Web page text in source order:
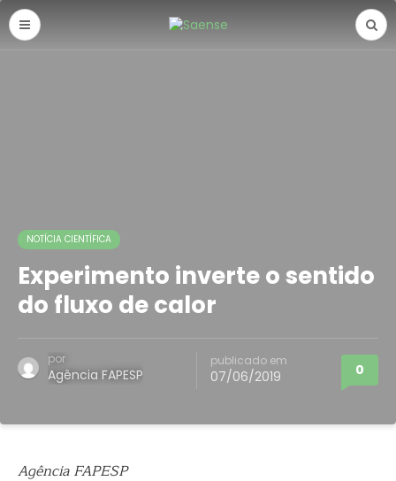
NOTÍCIA CIENTÍFICA
Experimento inverte o sentido
do fluxo de calor
por
Agência FAPESP
publicado em
07/06/2019 0
Agência FAPESP